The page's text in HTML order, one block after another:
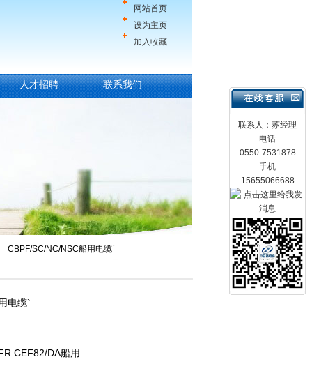
网站首页
设为主页
加入收藏
联系人：苏经理
电话
0550-7531878
手机
15655066688
人才招聘 联系我们
SC/NC/NSC船用电缆`
电缆`
CEF82/DA船用